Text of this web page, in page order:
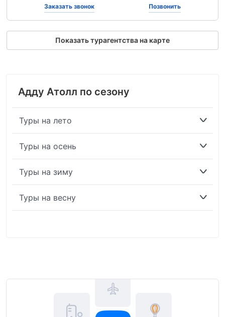
Заказать звонок
Позвонить
Показать турагентства на карте
Адду Атолл по сезону
Туры на лето
Туры на осень
Туры на зиму
Туры на весну